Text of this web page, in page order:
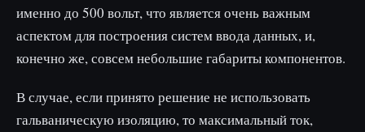
именно до 500 вольт, что является очень важным
аспектом для построения систем ввода данных, и,
конечно же, совсем небольшие габариты компонентов.
В случае, если принято решение не использовать
гальваническую изоляцию, то максимальный ток,